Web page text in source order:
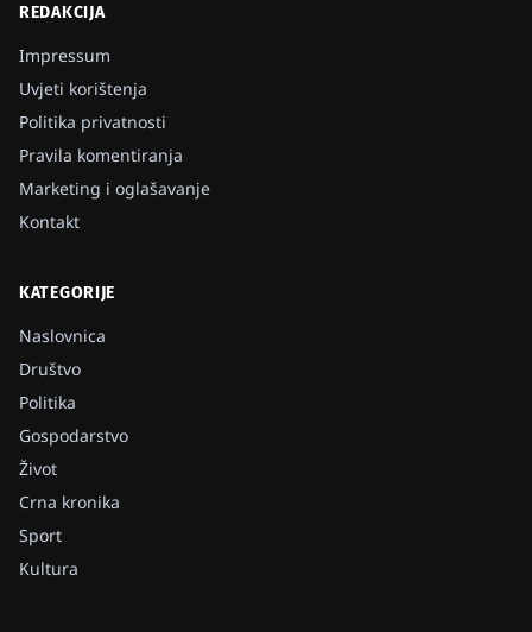
REDAKCIJA
Impressum
Uvjeti korištenja
Politika privatnosti
Pravila komentiranja
Marketing i oglašavanje
Kontakt
KATEGORIJE
Naslovnica
Društvo
Politika
Gospodarstvo
Život
Crna kronika
Sport
Kultura